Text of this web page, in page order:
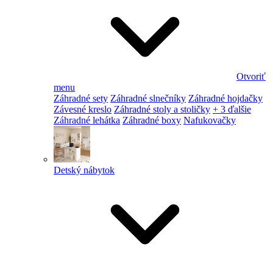
Otvoriť
menu
Záhradné sety Záhradné slnečníky Záhradné hojdačky
Závesné kreslo Záhradné stoly a stoličky + 3 ďalšie
Záhradné lehátka Záhradné boxy Nafukovačky
Detský nábytok